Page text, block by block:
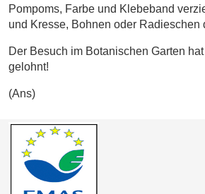
Pompoms, Farbe und Klebeband
und Kresse, Bohnen oder Radieschen
Der Besuch im Botanischen Garten hat
gelohnt!
(Ans)